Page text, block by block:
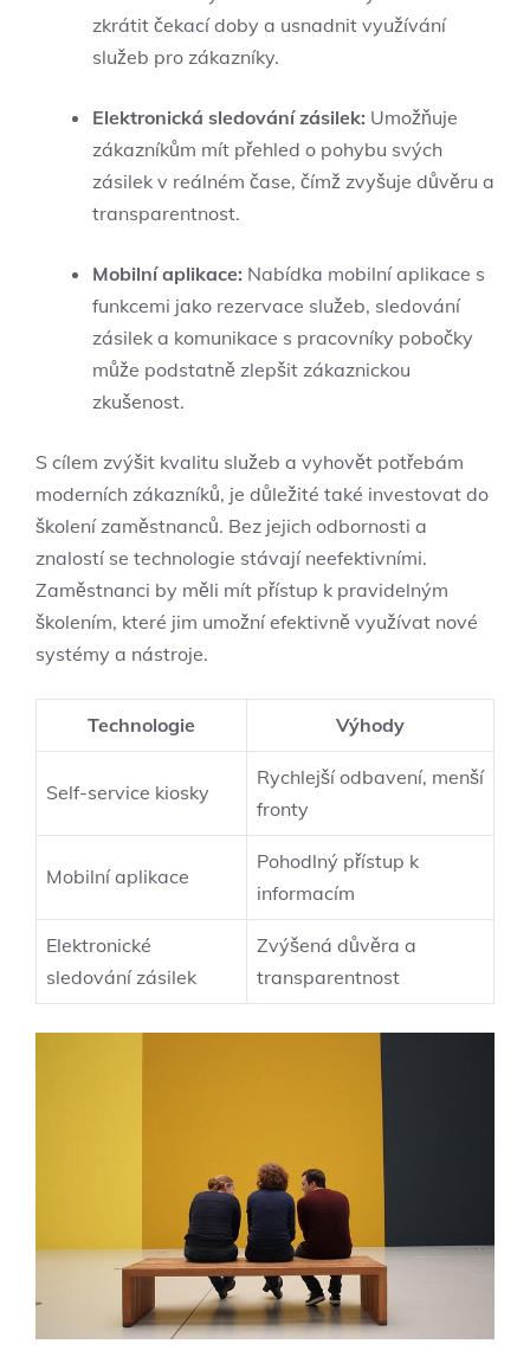
zkrátit čekací doby a usnadnit využívání
služeb pro zákazníky.
Elektronická sledování zásilek: Umožňuje
zákazníkům mít přehled o pohybu svých
zásilek v reálném čase, čímž zvyšuje důvěru a
transparentnost.
Mobilní aplikace: Nabídka mobilní aplikace s
funkcemi jako rezervace služeb, sledování
zásilek a komunikace s pracovníky pobočky
může podstatně zlepšit zákaznickou
zkušenost.
S cílem zvýšit kvalitu služeb a vyhovět potřebám
moderních zákazníků, je důležité také investovat do
školení zaměstnanců. Bez jejich odbornosti a
znalostí se technologie stávají neefektivními.
Zaměstnanci by měli mít přístup k pravidelným
školením, které jim umožní efektivně využívat nové
systémy a nástroje.
Technologie Výhody
Self-service kiosky
Rychlejší odbavení, menší
fronty
Mobilní aplikace
Pohodlný přístup k
informacím
Elektronické
sledování zásilek
Zvýšená důvěra a
transparentnost